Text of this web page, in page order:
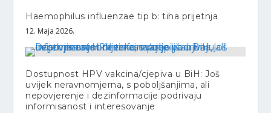
Haemophilus influenzae tip b: tiha prijetnja
12. Maja 2026.
Dostupnost HPV vakcina/cjepiva u BiH: Još
uvijek neravnomjerna, s poboljšanjima, ali
nepovjerenje i dezinformacije podrivaju
informisanost i interesovanje